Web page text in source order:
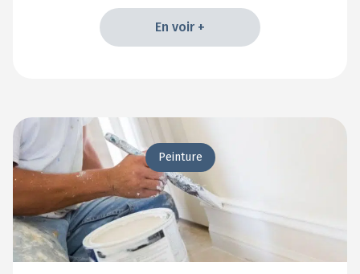
En voir +
Peinture